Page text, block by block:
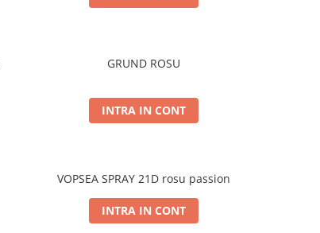
GRUND ROSU
INTRA IN CONT
VOPSEA SPRAY 21D rosu passion
INTRA IN CONT